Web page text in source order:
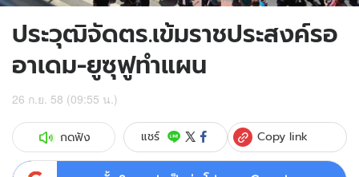
ประวุฒิจัดตร.เข้มราชประสงค์รอ
อาเดม-ยูซุฟูทำแผน
26 ก.ย. 58 (09:55 น.)
กดฟัง แชร์ Copy link